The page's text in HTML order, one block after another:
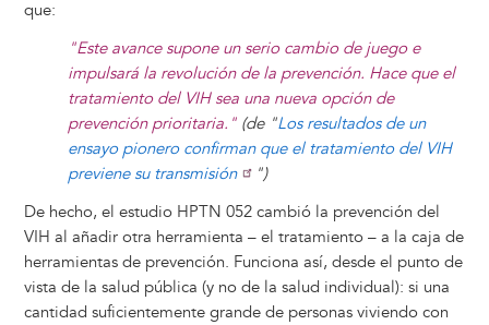
que:
"Este avance supone un serio cambio de juego e
impulsará la revolución de la prevención. Hace que el
tratamiento del VIH sea una nueva opción de
prevención prioritaria." (de "Los resultados de un
ensayo pionero confirman que el tratamiento del VIH
previene su transmisión
")
De hecho, el estudio HPTN 052 cambió la prevención del
VIH al añadir otra herramienta – el tratamiento – a la caja de
herramientas de prevención. Funciona así, desde el punto de
vista de la salud pública (y no de la salud individual): si una
cantidad suficientemente grande de personas viviendo con